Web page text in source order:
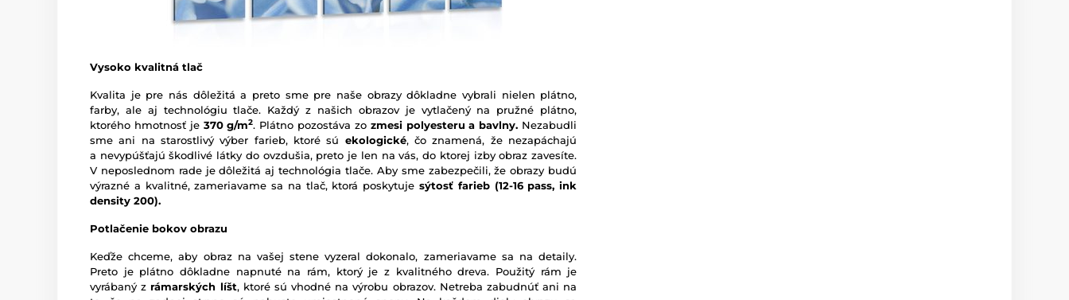
Vysoko kvalitná tlač
Kvalita je pre nás dôležitá a preto sme pre naše obrazy dôkladne vybrali nielen plátno,
farby, ale aj technológiu tlače. Každý z našich obrazov je vytlačený na pružné plátno,
ktorého hmotnosť je 370 g/m2. Plátno pozostáva zo zmesi polyesteru a bavlny. Nezabudli
sme ani na starostlivý výber farieb, ktoré sú ekologické, čo znamená, že nezapáchajú
a nevypúšťajú škodlivé látky do ovzdušia, preto je len na vás, do ktorej izby obraz zavesíte.
V neposlednom rade je dôležitá aj technológia tlače. Aby sme zabezpečili, že obrazy budú
výrazné a kvalitné, zameriavame sa na tlač, ktorá poskytujesýtosť farieb (12-16 pass, ink
density 200).
Potlačenie bokov obrazu
Keďže chceme, aby obraz na vašej stene vyzeral dokonalo, zameriavame sa na detaily.
Preto je plátno dôkladne napnuté na rám, ktorý je z kvalitného dreva. Použitý rám je
vyrábaný z rámarských líšt, ktoré sú vhodné na výrobu obrazov. Netreba zabudnúť ani na